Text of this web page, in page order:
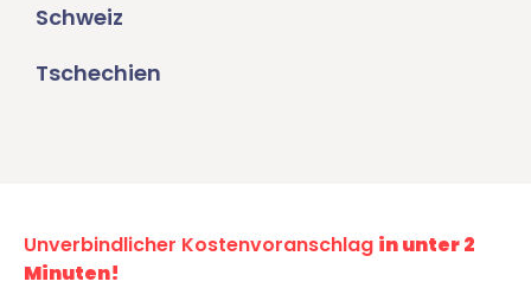
Schweiz
Tschechien
Unverbindlicher Kostenvoranschlag in unter 2
Minuten!